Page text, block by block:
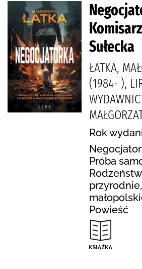
Sułecka
ŁATKA,
(1984- ),
Rok
Próba
Powieść